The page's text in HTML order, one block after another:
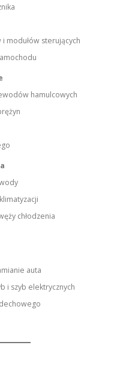
modułów sterujących
hamulcowych
chłodzenia
auta
i szyb elektrycznych